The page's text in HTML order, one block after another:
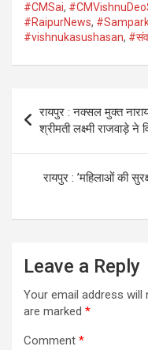
#CMSai,
#RaipurNews,
#vishnukasushasan,
navigation
रायपुर : नक्सल मुक्त
श्रीमती लक्ष्मी राजवाड़े
रायपुर : ’महिलाओं की
Leave a Reply
Your email address will
are marked *
Comment *